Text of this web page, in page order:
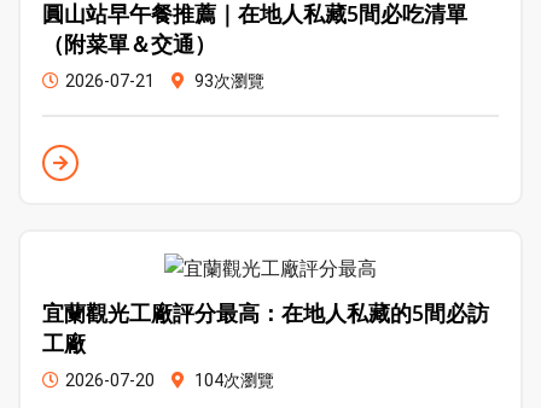
圓山站早午餐推薦｜在地人私藏5間必吃清單
（附菜單＆交通）
2026-07-21 93次瀏覽
宜蘭觀光工廠評分最高：在地人私藏的5間必訪
工廠
2026-07-20 104次瀏覽